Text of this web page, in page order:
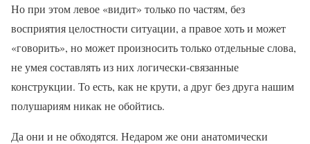
Но при этом левое «видит» только по частям, без
восприятия целостности ситуации, а правое хоть и может
«говорить», но может произносить только отдельные слова,
не умея составлять из них логически-связанные
конструкции. То есть, как не крути, а друг без друга нашим
полушариям никак не обойтись.
Да они и не обходятся. Недаром же они анатомически